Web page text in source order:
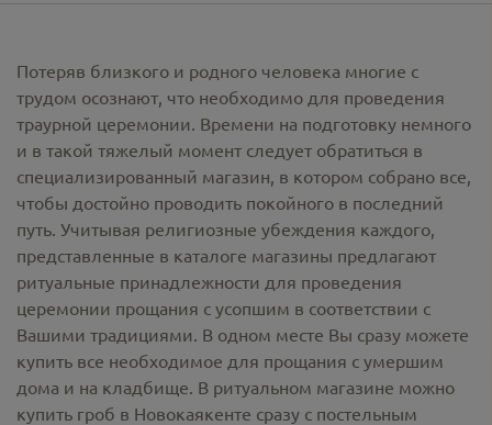
Потеряв близкого и родного человека многие с
трудом осознают, что необходимо для проведения
траурной церемонии. Времени на подготовку немного
и в такой тяжелый момент следует обратиться в
специализированный магазин, в котором собрано все,
чтобы достойно проводить покойного в последний
путь. Учитывая религиозные убеждения каждого,
представленные в каталоге магазины предлагают
ритуальные принадлежности для проведения
церемонии прощания с усопшим в соответствии с
Вашими традициями. В одном месте Вы сразу можете
купить все необходимое для прощания с умершим
дома и на кладбище. В ритуальном магазине можно
купить гроб в Новокаякенте сразу с постельным